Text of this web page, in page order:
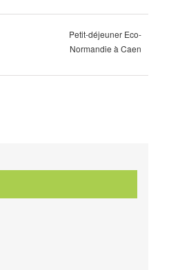
Petit-déjeuner Eco-
Normandie à Caen